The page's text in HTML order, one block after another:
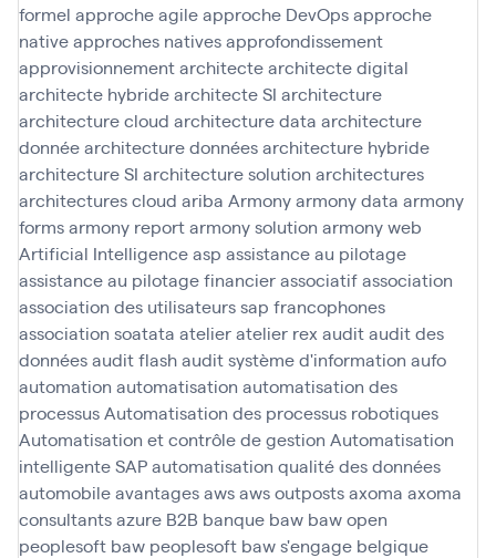
formel approche agileapproche DevOpsapproche
nativeapproches nativesapprofondissement
approvisionnementarchitectearchitecte digital
architecte hybridearchitecte SI architecture
architecture cloud architecture data architecture
donnéearchitecture donnéesarchitecture hybride
architecture SI architecture solution architectures
architectures cloud ariba Armonyarmony data armony
formsarmony reportarmony solution armony web
Artificial Intelligenceasp assistance au pilotage
assistance au pilotage financierassociatifassociation
association des utilisateurs sap francophones
association soatata atelieratelier rex auditaudit des
donnéesaudit flashaudit système d'information aufo
automation automatisation automatisation des
processusAutomatisation des processus robotiques
Automatisation et contrôle de gestion Automatisation
intelligente SAPautomatisation qualité des données
automobileavantagesawsaws outpostsaxoma axoma
consultantsazure B2B banque baw baw open
peoplesoft baw peoplesoft baw s'engage belgique